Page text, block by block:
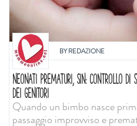
BYREDAZIONE
NEONATI PREMATURI, SIN: CONTROLLO DI
DEI GENITORI
Quando un bimbo nasce
passaggio improvviso e